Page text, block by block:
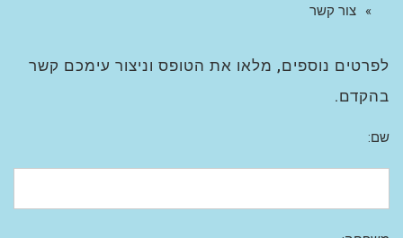
צור קשר
לפרטים נוספים, מלאו את הטופס וניצור עימכם קשר
בהקדם.
שם: